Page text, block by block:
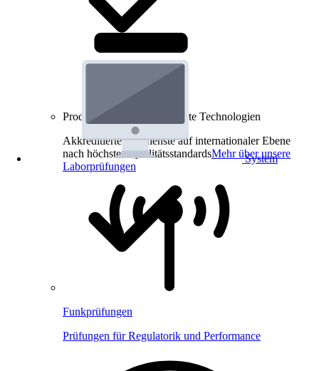
System
Produkt-Prüfungen für smarte Technologien
Akkreditierte Prüfdienste auf internationaler Ebene
nach höchsten QualitätsstandardsMehr über unsere
Laborprüfungen
Funkprüfungen
Prüfungen für Regulatorik und Performance